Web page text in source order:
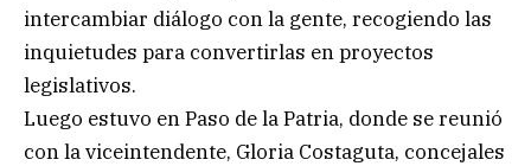
intercambiar diálogo con la gente, recogiendo las
inquietudes para convertirlas en proyectos
legislativos.
Luego estuvo en Paso de la Patria, donde se reunió
con la viceintendente, Gloria Costaguta, concejales